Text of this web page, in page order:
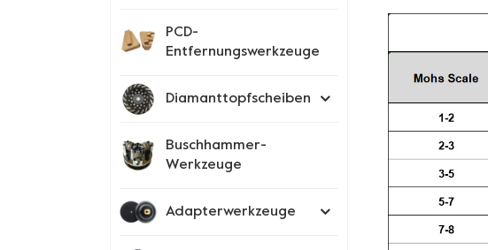
PCD-
Entfernungswerkzeuge
Diamanttopfscheiben
Buschhammer-
Werkzeuge
Adapterwerkzeuge